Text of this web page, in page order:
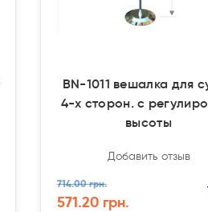
BN-1011 вешалка для
4-х сторон. с
высоты
Добавить отзыв
714.00 грн.
571.20 грн.